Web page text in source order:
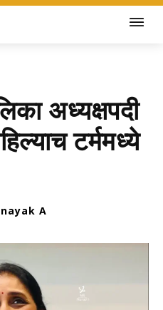
अध्यक्षपदी
टर्ममध्ये
A